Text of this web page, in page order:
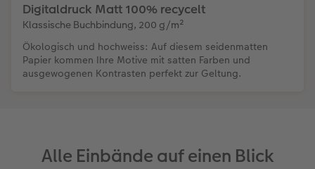
Digitaldruck Matt 100% recycelt
Klassische Buchbindung, 200 g/m²
Ökologisch und hochweiss: Auf diesem seidenmatten
Papier kommen Ihre Motive mit satten Farben und
ausgewogenen Kontrasten perfekt zur Geltung.
Alle Einbände auf einen Blick